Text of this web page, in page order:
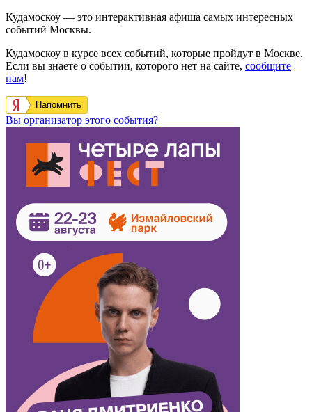
Кудамоскоу — это интерактивная афиша самых интересных
событий Москвы.
Кудамоскоу в курсе всех событий, которые пройдут в Москве.
Если вы знаете о событии, которого нет на сайте, сообщите
нам!
Напомнить
Вы организатор этого события?